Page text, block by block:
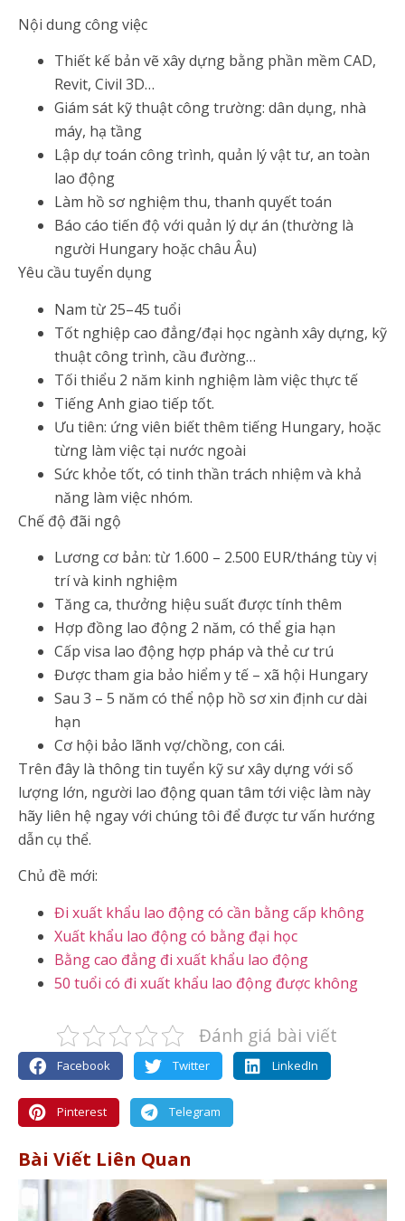
Nội dung công việc
Thiết kế bản vẽ xây dựng bằng phần mềm CAD,
Revit, Civil 3D…
Giám sát kỹ thuật công trường: dân dụng, nhà
máy, hạ tầng
Lập dự toán công trình, quản lý vật tư, an toàn
lao động
Làm hồ sơ nghiệm thu, thanh quyết toán
Báo cáo tiến độ với quản lý dự án (thường là
người Hungary hoặc châu Âu)
Yêu cầu tuyển dụng
Nam từ 25–45 tuổi
Tốt nghiệp cao đẳng/đại học ngành xây dựng, kỹ
thuật công trình, cầu đường…
Tối thiểu 2 năm kinh nghiệm làm việc thực tế
Tiếng Anh giao tiếp tốt.
Ưu tiên: ứng viên biết thêm tiếng Hungary, hoặc
từng làm việc tại nước ngoài
Sức khỏe tốt, có tinh thần trách nhiệm và khả
năng làm việc nhóm.
Chế độ đãi ngộ
Lương cơ bản: từ 1.600 – 2.500 EUR/tháng tùy vị
trí và kinh nghiệm
Tăng ca, thưởng hiệu suất được tính thêm
Hợp đồng lao động 2 năm, có thể gia hạn
Cấp visa lao động hợp pháp và thẻ cư trú
Được tham gia bảo hiểm y tế – xã hội Hungary
Sau 3 – 5 năm có thể nộp hồ sơ xin định cư dài
hạn
Cơ hội bảo lãnh vợ/chồng, con cái.
Trên đây là thông tin tuyển kỹ sư xây dựng với số
lượng lớn, người lao động quan tâm tới việc làm này
hãy liên hệ ngay với chúng tôi để được tư vấn hướng
dẫn cụ thể.
Chủ đề mới:
Đi xuất khẩu lao động có cần bằng cấp không
Xuất khẩu lao động có bằng đại học
Bằng cao đẳng đi xuất khẩu lao động
50 tuổi có đi xuất khẩu lao động được không
Đánh giá bài viết
Facebook Twitter LinkedIn
Pinterest Telegram
Bài Viết Liên Quan